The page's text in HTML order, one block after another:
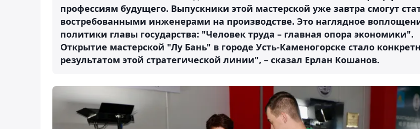
профессиям будущего. Выпускники этой мастерской уже завтра смогут
востребованными инженерами на производстве. Это наглядное
политики главы государства: "Человек труда – главная опора экономики".
Открытие мастерской "Лу Бань" в городе Усть-Каменогорске стало
результатом этой стратегической линии", – сказал Ерлан Кошанов.